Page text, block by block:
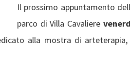
Il prossimo appuntamento
parco di Villa Cavaliere
alla mostra di